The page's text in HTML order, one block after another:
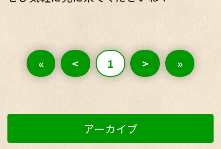
« < 1 > »
アーカイブ